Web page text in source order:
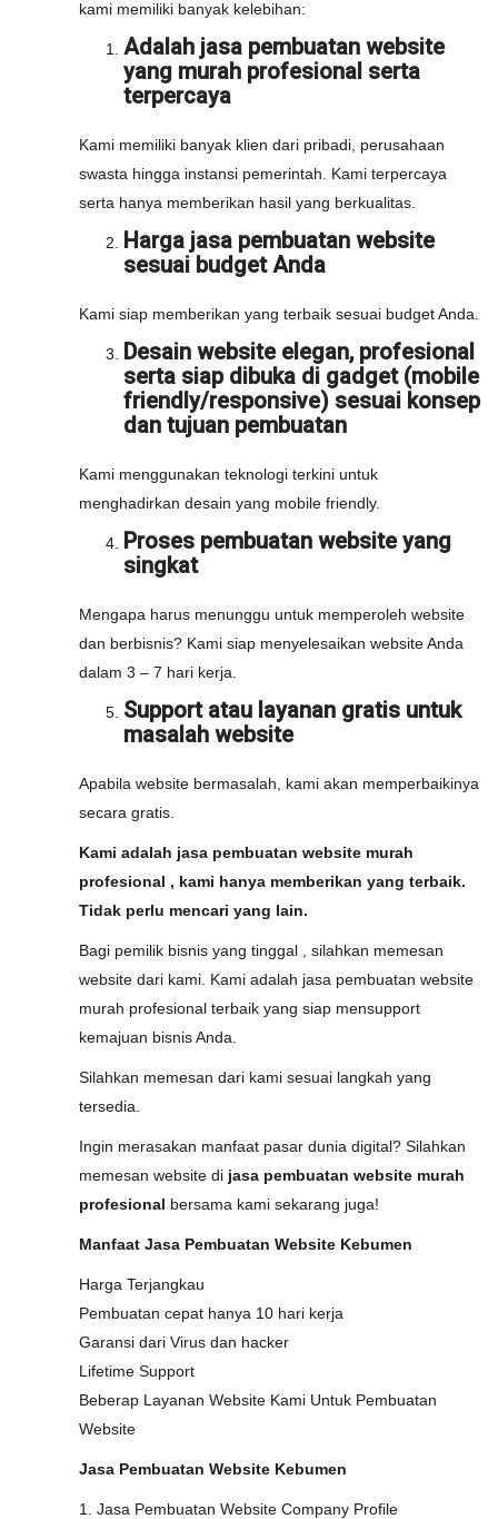
kami memiliki banyak kelebihan:
Adalah jasa pembuatan website
yang murah profesional serta
terpercaya
Kami memiliki banyak klien dari pribadi, perusahaan
swasta hingga instansi pemerintah. Kami terpercaya
serta hanya memberikan hasil yang berkualitas.
Harga jasa pembuatan website
sesuai budget Anda
Kami siap memberikan yang terbaik sesuai budget Anda.
Desain website elegan, profesional
serta siap dibuka di gadget (mobile
friendly/responsive) sesuai konsep
dan tujuan pembuatan
Kami menggunakan teknologi terkini untuk
menghadirkan desain yang mobile friendly.
Proses pembuatan website yang
singkat
Mengapa harus menunggu untuk memperoleh website
dan berbisnis? Kami siap menyelesaikan website Anda
dalam 3 – 7 hari kerja.
Support atau layanan gratis untuk
masalah website
Apabila website bermasalah, kami akan memperbaikinya
secara gratis.
Kami adalah jasa pembuatan website murah
profesional , kami hanya memberikan yang terbaik.
Tidak perlu mencari yang lain.
Bagi pemilik bisnis yang tinggal , silahkan memesan
website dari kami. Kami adalah jasa pembuatan website
murah profesional terbaik yang siap mensupport
kemajuan bisnis Anda.
Silahkan memesan dari kami sesuai langkah yang
tersedia.
Ingin merasakan manfaat pasar dunia digital? Silahkan
memesan website di jasa pembuatan website murah
profesional bersama kami sekarang juga!
Manfaat Jasa Pembuatan Website Kebumen
Harga Terjangkau
Pembuatan cepat hanya 10 hari kerja
Garansi dari Virus dan hacker
Lifetime Support
Beberap Layanan Website Kami Untuk Pembuatan
Website
Jasa Pembuatan Website Kebumen
1. Jasa Pembuatan Website Company Profile